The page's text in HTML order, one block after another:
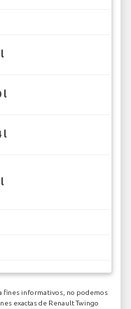
l
l
fines informativos, no podemos
exactas de Renault Twingo